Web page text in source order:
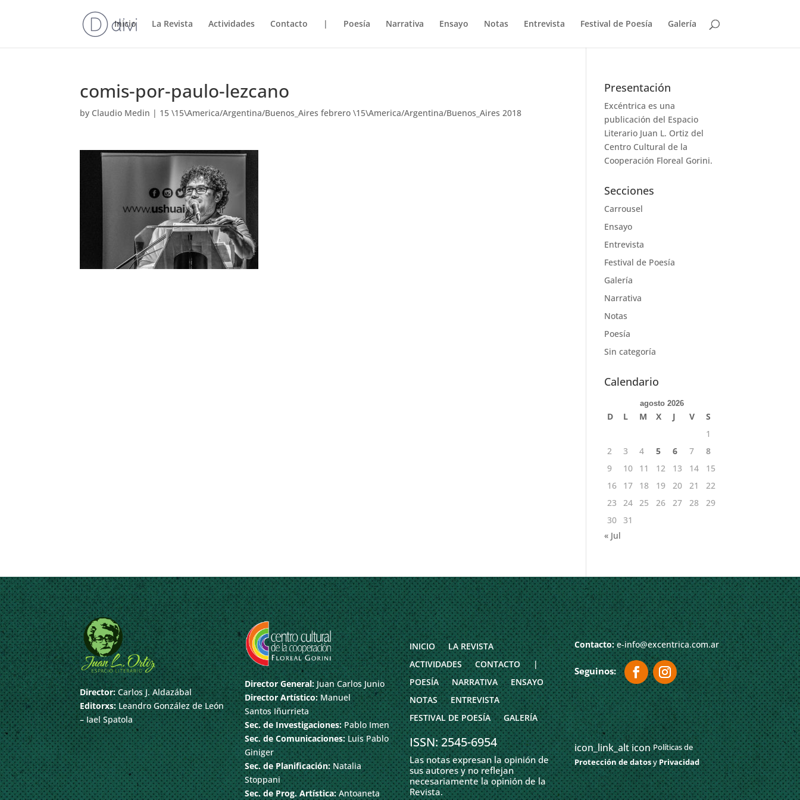
Inicio La Revista Actividades Contacto | Poesía Narrativa Ensayo Notas Entrevista Festival de Poesía Galería
comis-por-paulo-lezcano
by Claudio Medin | 15 \15\America/Argentina/Buenos_Aires febrero \15\America/Argentina/Buenos_Aires 2018
Presentación
Excéntrica es una
publicación del Espacio
Literario Juan L. Ortiz del
Centro Cultural de la
Cooperación Floreal Gorini.
Secciones
Carrousel
Ensayo
Entrevista
Festival de Poesía
Galería
Narrativa
Notas
Poesía
Sin categoría
Calendario
agosto 2026
D L M X J V
S
1
2
3 4 5 6 7
8
9
10 11 12 13 14
15
16
17 18 19 20 21
22
23
24 25 26 27 28
29
30 31
« Jul
Director:Carlos J. Aldazábal
Editorxs:Leandro González de León
– Iael Spatola
Director General:Juan Carlos Junio
Director Artístico:Manuel
Santos Iñurrieta
Sec. de Investigaciones:Pablo Imen
Sec. de Comunicaciones:Luis Pablo
Giniger
Sec. de Planificación:Natalia
Stoppani
Sec. de Prog. Artística:Antoaneta
INICIO
LA REVISTA
ACTIVIDADES
CONTACTO
|
POESÍA
NARRATIVA
ENSAYO
NOTAS
ENTREVISTA
FESTIVAL DE POESÍA
GALERÍA
ISSN: 2545-6954
Las notas expresan la opinión de
sus autores y no reflejan
necesariamente la opinión de la
Revista.
Contacto:e-info@excentrica.com.ar
icon_link_alt icon Políticas de
Protección de datosyPrivacidad